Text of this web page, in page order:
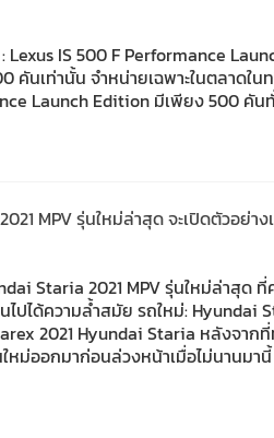
Lexus IS 500 F Performance
คันเท่านั้น จำหน่ายเฉพาะในตลาดใน
Launch Edition มีเพียง 500 คัน
MPV รุ่นใหม่ล่าสุด จะเปิดตัวอย่า
Staria 2021 MPV รุ่นใหม่ล่าสุด
ปได้ความล้ำสมัย รถใหม่: Hyundai
2021 Hyundai Staria หลังจา
ใหม่ออกมาก่อนล่วงหน้าเมื่อไม่นานม